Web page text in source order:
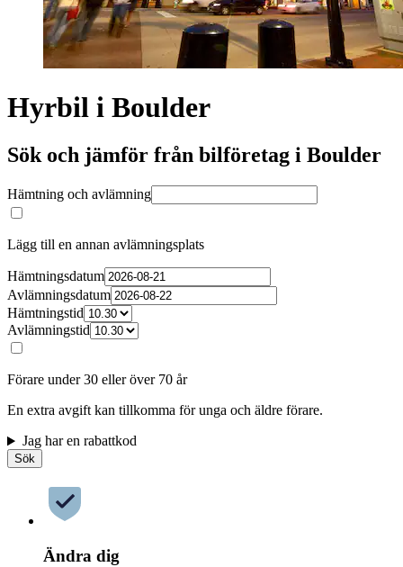
Hyrbil i Boulder
Sök och jämför från bilföretag i Boulder
Hämtning och avlämning
Lägg till en annan avlämningsplats
Hämtningsdatum
Avlämningsdatum
Hämtningstid
Avlämningstid
Förare under 30 eller över 70 år
En extra avgift kan tillkomma för unga och äldre förare.
Jag har en rabattkod
Sök
Ändra dig